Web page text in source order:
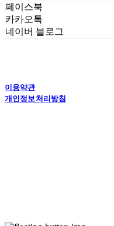
페이스북
카카오톡
네이버 블로그
이용약관
개인정보처리방침